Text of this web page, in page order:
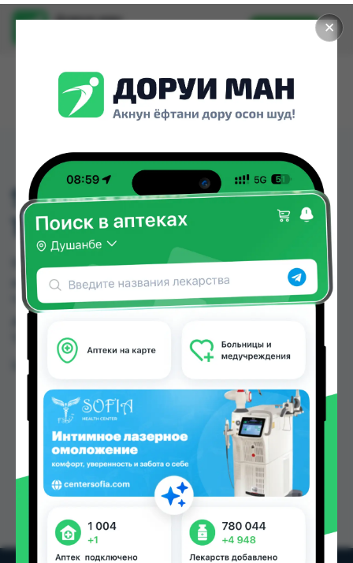
✕
Доруи ман
Установить
911 НАМАЗОЛЬ КРЕМ
100МЛ
911 НАМАЗОЛЬ КРЕМ 100МЛ можно купить или
заказать в аптеках, Аптека Вита, Дорухонаи
"Гулчехр", Мадад фарм134 по цене от 13.75 TJS
Таджикистана
Цена: от13.75 TJS